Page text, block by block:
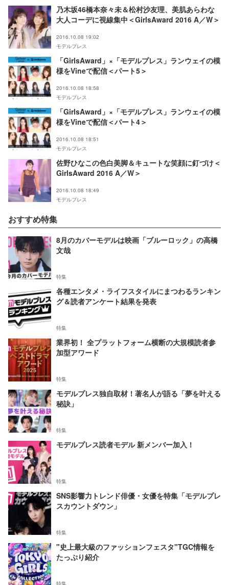
乃木坂46橋本奈々未＆松村沙友理、美肌あらわな
大人コーデに視線集中＜GirlsAward 2016 A／W＞
2016.10.08 19:02
モデルプレス
「GirlsAward」×「モデルプレス」ランウェイの模
様をVineで配信＜パート5＞
2016.10.08 18:58
モデルプレス
「GirlsAward」×「モデルプレス」ランウェイの模
様をVineで配信＜パート4＞
2016.10.08 18:51
モデルプレス
佐野ひなこの色白美脚＆キュートな笑顔に釘づけ＜
GirlsAward 2016 A／W＞
2016.10.08 18:49
モデルプレス
おすすめ特集
8月のカバーモデルは映画「ブルーロック」の高橋
文哉
特集
各種エンタメ・ライフスタイルにまつわるランキン
グ＆読者アンケート結果を発表
特集
業界初！ 全プラットフォーム横断の大規模読者参
加型アワード
特集
モデルプレス独自取材！著名人が語る「夢を叶える
秘訣」
特集
モデルプレス読者モデル 新メンバー加入！
特集
SNS影響力トレンド俳優・女優を特集「モデルプレ
スカウントダウン」
特集
"史上最大級のファッションフェスタ"TGC情報を
たっぷり紹介
特集